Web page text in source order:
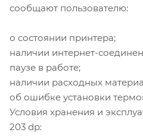
сообщают пользователю:
о состоянии принтера;
наличии интернет-
паузе в работе;
наличии расходных
об ошибке установки
Условия хранения и
203 dp: